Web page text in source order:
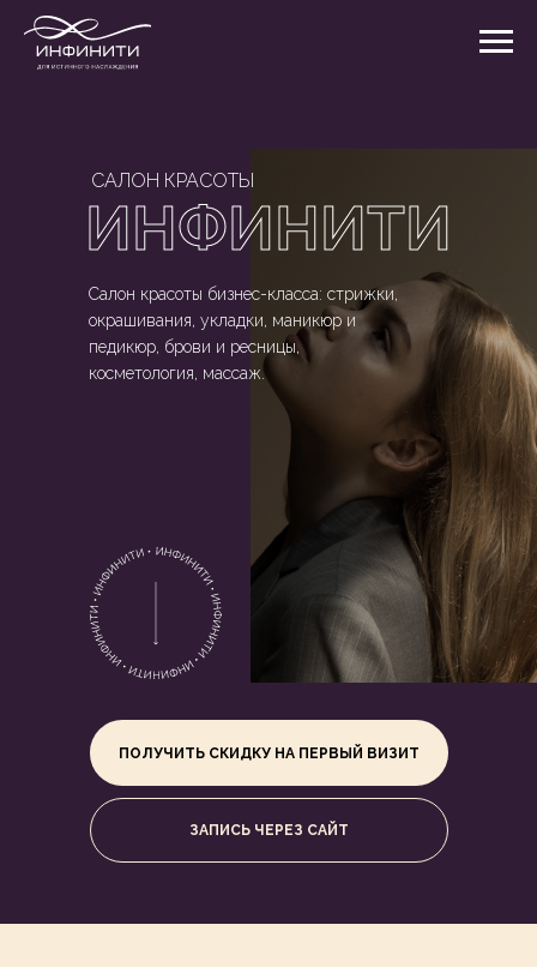
САЛОН КРАСОТЫ
Салон красоты бизнес-класса: стрижки,
окрашивания, укладки, маникюр и
педикюр, брови и ресницы,
косметология, массаж.
ИНФИНИТИ
ПОЛУЧИТЬ СКИДКУ НА ПЕРВЫЙ ВИЗИТ
ЗАПИСЬ ЧЕРЕЗ САЙТ